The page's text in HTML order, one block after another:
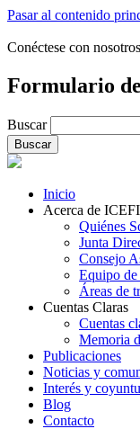
Pasar al contenido
Conéctese con nosotros
Formulario
Buscar
Inicio
Acerca de ICEFI
Quiénes
Junta
Consejo
Equipo de
Áreas de
Cuentas Claras
Cuentas
Memoria
Publicaciones
Noticias y
Interés y
Blog
Contacto